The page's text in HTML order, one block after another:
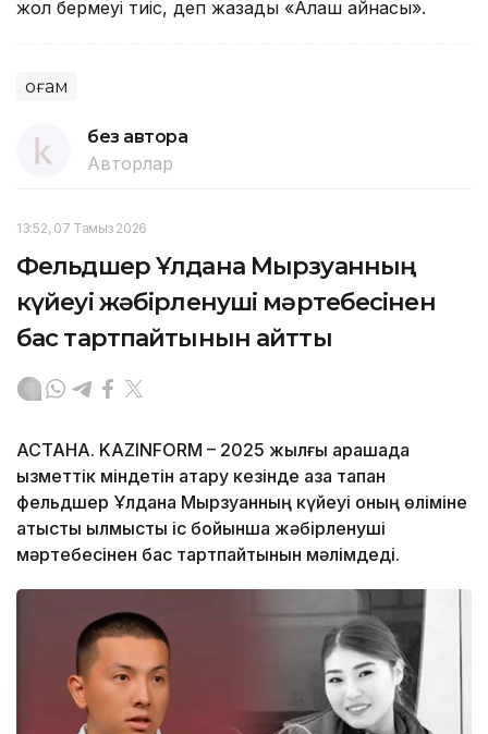
жол бермеуі тиіс, деп жазады «Алаш айнасы».
Қоғам
без автора
Авторлар
13:52, 07 Тамыз 2026
Фельдшер Ұлдана Мырзуанның
күйеуі жәбірленуші мәртебесінен
бас тартпайтынын айтты
АСТАНА. KAZINFORM – 2025 жылғы қарашада
қызметтік міндетін атқару кезінде қаза тапқан
фельдшер Ұлдана Мырзуанның күйеуі оның өліміне
қатысты қылмыстық іс бойынша жәбірленуші
мәртебесінен бас тартпайтынын мәлімдеді.